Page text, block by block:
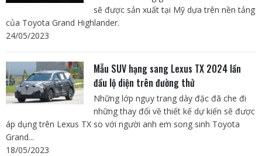
sẽ được sản xuất tại Mỹ dựa trên nền tảng
của Toyota Grand Highlander.
24/05/2023
Mẫu SUV hạng sang Lexus TX 2024 lần
đầu lộ diện trên đường thử
Những lớp ngụy trang dày đặc đã che đi
những thay đổi về thiết kế dự kiến sẽ được
áp dụng trên Lexus TX so với người anh em song sinh Toyota
Grand...
18/05/2023